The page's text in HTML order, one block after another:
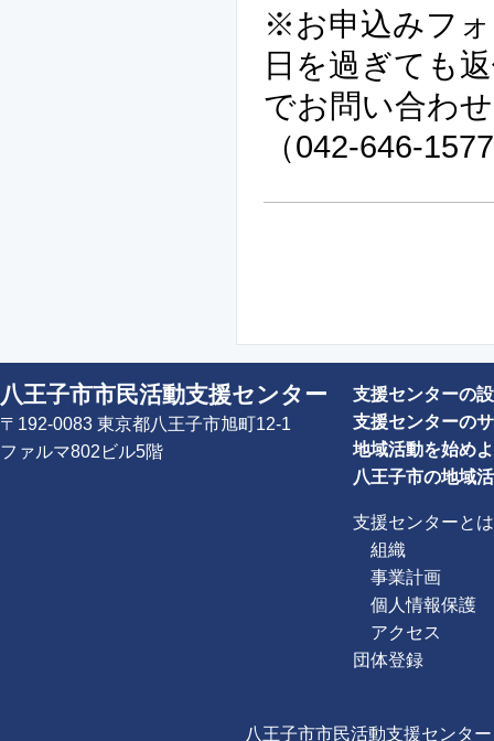
※お申込みフ
日を過ぎても
でお問い合わ
（042-646-
八王子市市民活動支援センター
〒192-0083 東京都八王子市旭町12-1
ファルマ802ビル5階
支援センターの
支援センターの
地域活動を始め
八王子市の地域
支援センターとは
組織
事業計画
個人情報保護
アクセス
団体登録
八王子市市民活動支援センタ